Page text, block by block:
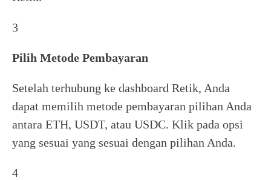
3
Pilih Metode Pembayaran
Setelah terhubung ke dashboard Retik, Anda
dapat memilih metode pembayaran pilihan Anda
antara ETH, USDT, atau USDC. Klik pada opsi
yang sesuai yang sesuai dengan pilihan Anda.
4